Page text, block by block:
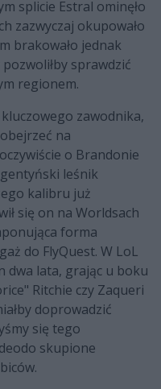
splicie Estral ominęło
zazwyczaj okupowało
brakowało jednak
sprawdzić
regionem.
zawodnika,
na
o Brandonie
leśnik
kalibru już
się on na Worldsach
forma
do FlyQuest. W LoL
dwa lata, grając u boku
Ritchie czy Zaqueri
doprowadzić
się tego
skupione